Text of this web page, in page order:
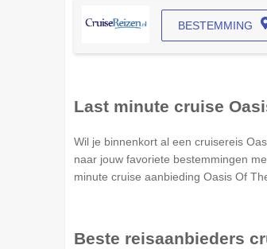
BESTEMMING
Last minute cruise
Wil je binnenkort al een cruisereis
naar jouw favoriete bestemmingen
minute cruise aanbieding Oasis Of
Beste reisaanbieders